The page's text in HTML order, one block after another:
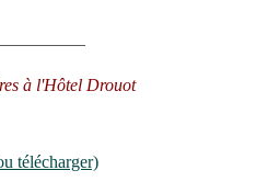
à l'Hôtel Drouot
télécharger)